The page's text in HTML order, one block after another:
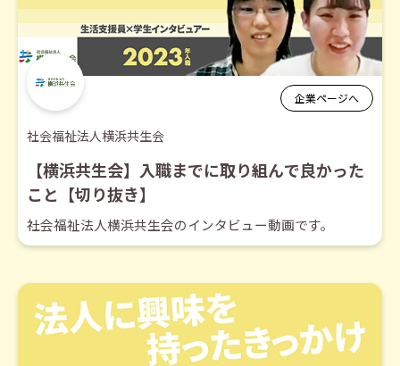
企業ページへ
社会福祉法人横浜共生会
【横浜共生会】入職までに取り組んで良かった
こと【切り抜き】
社会福祉法人横浜共生会のインタビュー動画です。